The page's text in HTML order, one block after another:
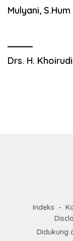
Mulyani, S.Hum
Drs. H.
Indeks
Didukung